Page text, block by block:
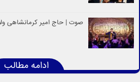
صوت | حاج امیر کرمانشاهی ولادت
ادامه مطالب